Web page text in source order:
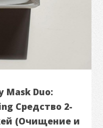
Mask Duo:
Средство 2-
(Очищение и